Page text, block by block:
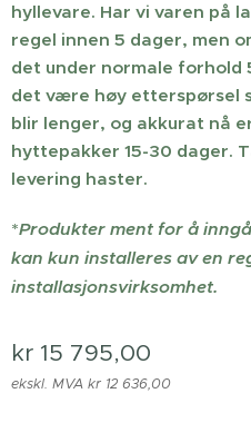
hyllevare. Har vi varen på
regel innen 5 dager, men
det under normale forhold
det være høy etterspørsel
blir lenger, og akkurat nå
hyttepakker 15-30 dager.
levering haster.
*Produkter ment for å
kan kun installeres av en
installasjonsvirksomhet.
kr 15 795,00
ekskl. MVA kr 12 636,00